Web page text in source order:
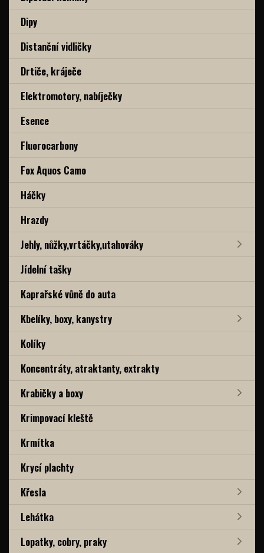
Dipy
Distanční vidličky
Drtiče, kráječe
Elektromotory, nabíječky
Esence
Fluorocarbony
Fox Aquos Camo
Háčky
Hrazdy
Jehly, nůžky,vrtáčky,utahováky
Jídelní tašky
Kaprařské vůně do auta
Kbelíky, boxy, kanystry
Kolíky
Koncentráty, atraktanty, extrakty
Krabičky a boxy
Krimpovací kleště
Krmítka
Krycí plachty
Křesla
Lehátka
Lopatky, cobry, praky